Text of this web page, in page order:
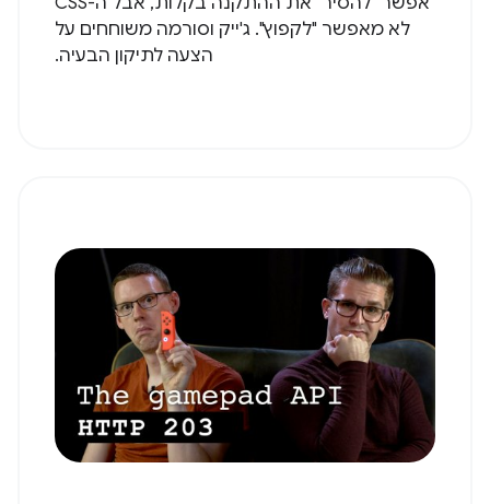
לא מאפשר "לקפוץ". ג'ייק וסורמה משוחחים על
הצעה לתיקון הבעיה.